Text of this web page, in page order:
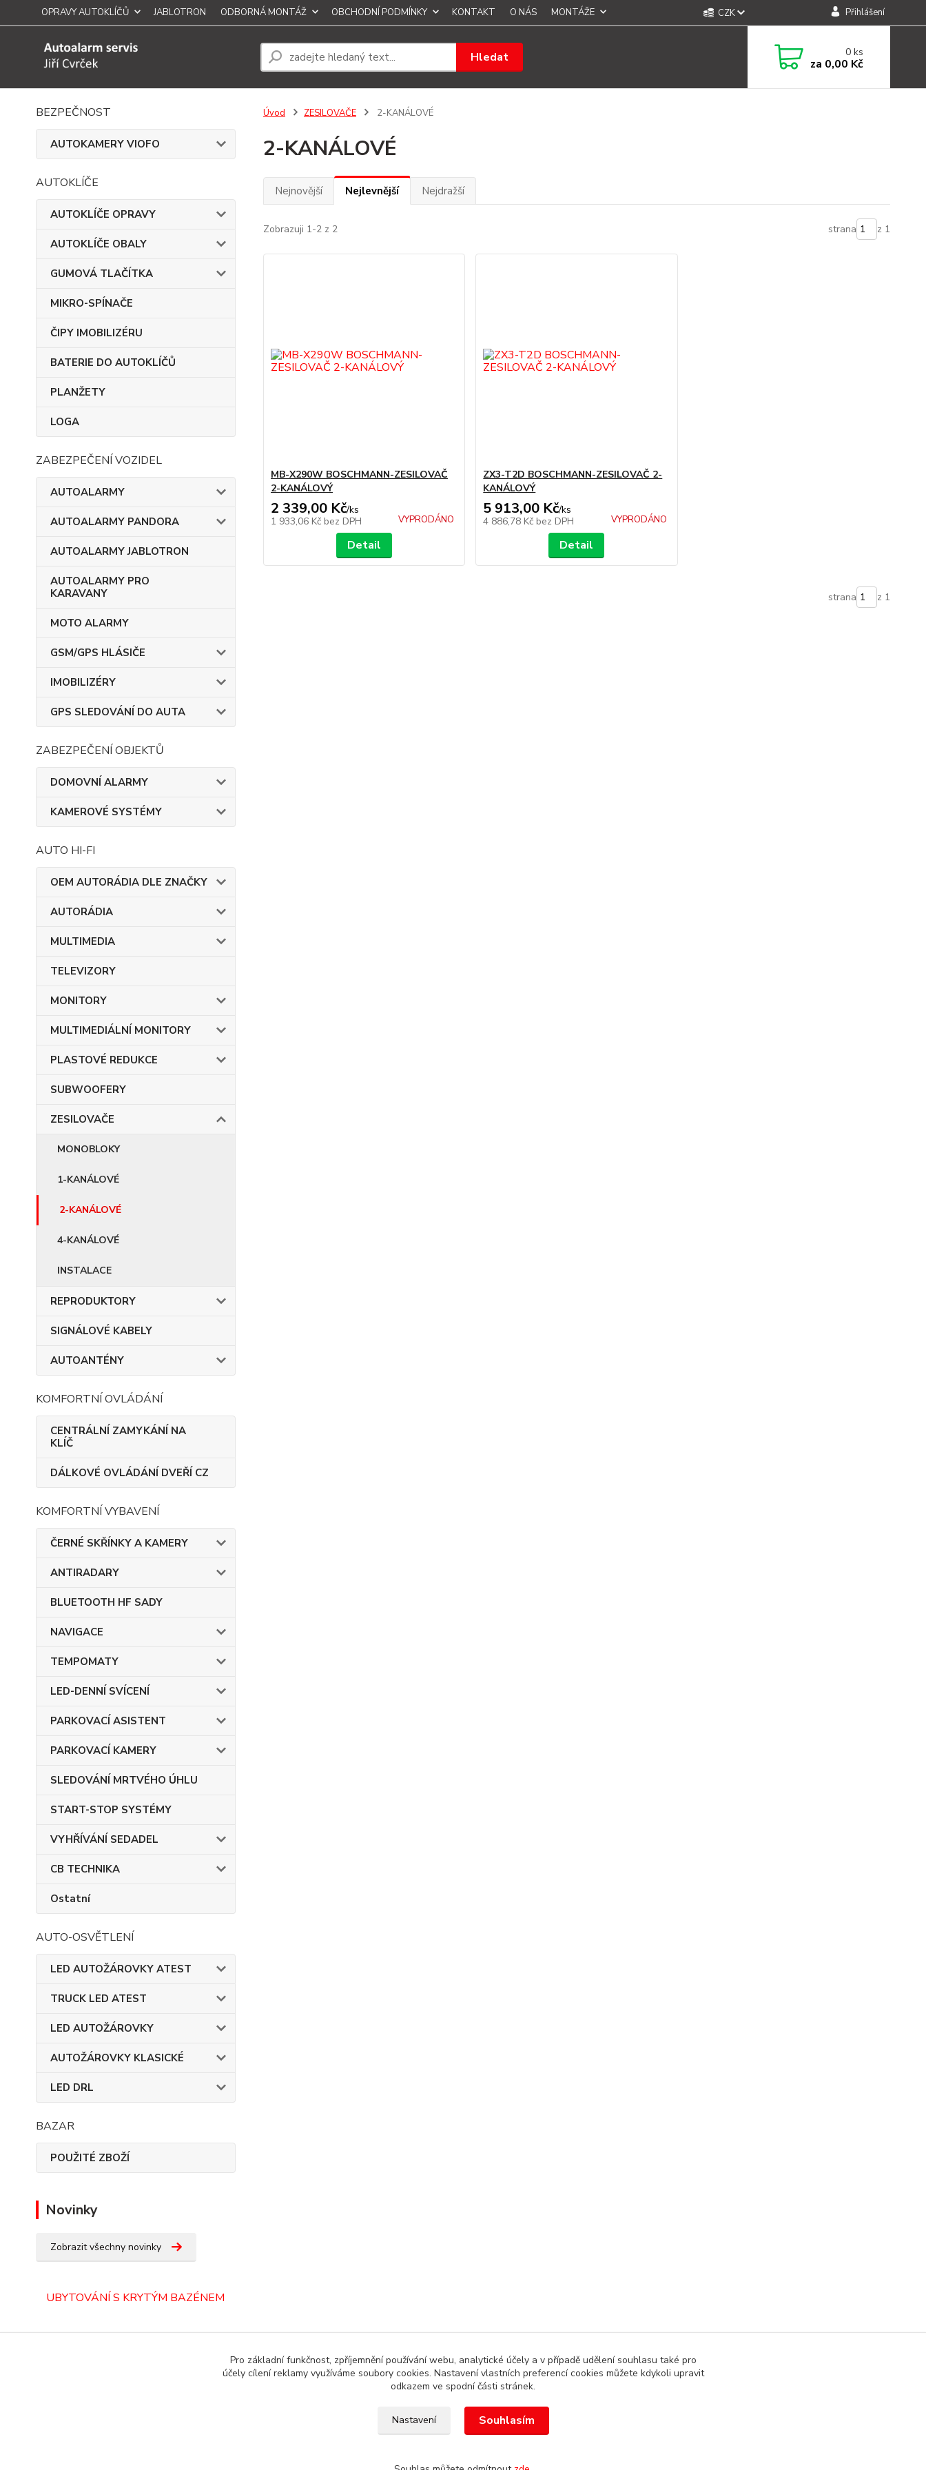
OPRAVY AUTOKLÍČŮ JABLOTRON ODBORNÁ MONTÁŽ OBCHODNÍ PODMÍNKY KONTAKT O NÁS MONTÁŽE CZK Přihlášení
Hledat 0ks
za 0,00 Kč
BEZPEČNOST
AUTOKAMERY VIOFO
AUTOKLÍČE
AUTOKLÍČE OPRAVY
AUTOKLÍČE OBALY
GUMOVÁ TLAČÍTKA
MIKRO-SPÍNAČE
ČIPY IMOBILIZÉRU
BATERIE DO AUTOKLÍČŮ
PLANŽETY
LOGA
ZABEZPEČENÍ VOZIDEL
AUTOALARMY
AUTOALARMY PANDORA
AUTOALARMY JABLOTRON
AUTOALARMY PRO
KARAVANY
MOTO ALARMY
GSM/GPS HLÁSIČE
IMOBILIZÉRY
GPS SLEDOVÁNÍ DO AUTA
ZABEZPEČENÍ OBJEKTŮ
DOMOVNÍ ALARMY
KAMEROVÉ SYSTÉMY
AUTO HI-FI
OEM AUTORÁDIA DLE ZNAČKY
AUTORÁDIA
MULTIMEDIA
TELEVIZORY
MONITORY
MULTIMEDIÁLNÍ MONITORY
PLASTOVÉ REDUKCE
SUBWOOFERY
ZESILOVAČE
MONOBLOKY
1-KANÁLOVÉ
2-KANÁLOVÉ
4-KANÁLOVÉ
INSTALACE
REPRODUKTORY
SIGNÁLOVÉ KABELY
AUTOANTÉNY
KOMFORTNÍ OVLÁDÁNÍ
CENTRÁLNÍ ZAMYKÁNÍ NA
KLÍČ
DÁLKOVÉ OVLÁDÁNÍ DVEŘÍ CZ
KOMFORTNÍ VYBAVENÍ
ČERNÉ SKŘÍNKY A KAMERY
ANTIRADARY
BLUETOOTH HF SADY
NAVIGACE
TEMPOMATY
LED-DENNÍ SVÍCENÍ
PARKOVACÍ ASISTENT
PARKOVACÍ KAMERY
SLEDOVÁNÍ MRTVÉHO ÚHLU
START-STOP SYSTÉMY
VYHŘÍVÁNÍ SEDADEL
CB TECHNIKA
Ostatní
AUTO-OSVĚTLENÍ
LED AUTOŽÁROVKY ATEST
TRUCK LED ATEST
LED AUTOŽÁROVKY
AUTOŽÁROVKY KLASICKÉ
LED DRL
BAZAR
POUŽITÉ ZBOŽÍ
Novinky
Zobrazit všechny novinky
UBYTOVÁNÍ S KRYTÝM BAZÉNEM
Úvod ZESILOVAČE 2-KANÁLOVÉ
2-KANÁLOVÉ
Nejnovější Nejlevnější Nejdražší
Zobrazuji 1-2 z 2 strana z 1
MB-X290W BOSCHMANN-ZESILOVAČ
2-KANÁLOVÝ
2 339,00 Kč/ks
1 933,06 Kč bez DPH VYPRODÁNO
Detail
ZX3-T2D BOSCHMANN-ZESILOVAČ 2-
KANÁLOVÝ
5 913,00 Kč/ks
4 886,78 Kč bez DPH VYPRODÁNO
Detail
strana z 1
Copyright © 1987 - 2022 autoalarmyhk.cz Jiří Cvrček, Autoalarm servis HK +420608246300
Pro základní funkčnost, zpříjemnění používání webu, analytické účely a v případě udělení souhlasu také pro
účely cílení reklamy využíváme soubory cookies. Nastavení vlastních preferencí cookies můžete kdykoli upravit
odkazem ve spodní části stránek.
Nastavení Souhlasím